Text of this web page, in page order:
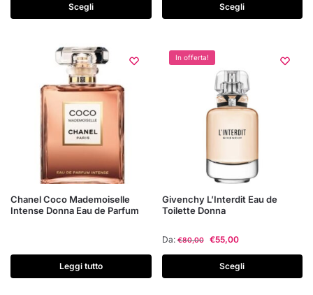
Scegli
Le
scelte
pagina
prodotto
Scegli
Le
possono
Chanel Coco Mademoiselle
Intense Donna Eau de Parfum
Leggi tutto
In offerta!
Givenchy L’Interdit Eau de
Toilette Donna
Da:€80,00 €55,00
Scegli
Questo
prodotto
Le